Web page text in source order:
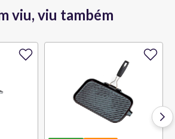
viu, viu também